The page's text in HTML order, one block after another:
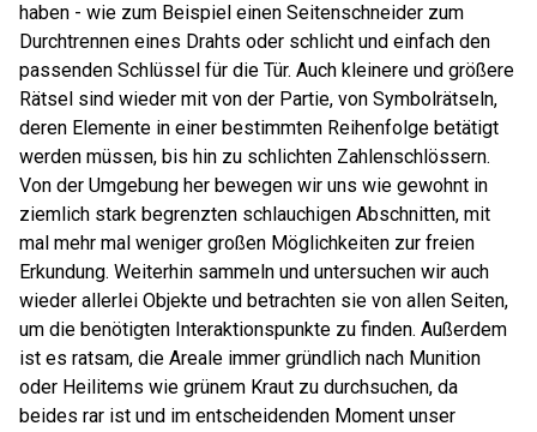
haben - wie zum Beispiel einen Seitenschneider zum
Durchtrennen eines Drahts oder schlicht und einfach den
passenden Schlüssel für die Tür. Auch kleinere und größere
Rätsel sind wieder mit von der Partie, von Symbolrätseln,
deren Elemente in einer bestimmten Reihenfolge betätigt
werden müssen, bis hin zu schlichten Zahlenschlössern.
Von der Umgebung her bewegen wir uns wie gewohnt in
ziemlich stark begrenzten schlauchigen Abschnitten, mit
mal mehr mal weniger großen Möglichkeiten zur freien
Erkundung. Weiterhin sammeln und untersuchen wir auch
wieder allerlei Objekte und betrachten sie von allen Seiten,
um die benötigten Interaktionspunkte zu finden. Außerdem
ist es ratsam, die Areale immer gründlich nach Munition
oder Heilitems wie grünem Kraut zu durchsuchen, da
beides rar ist und im entscheidenden Moment unser